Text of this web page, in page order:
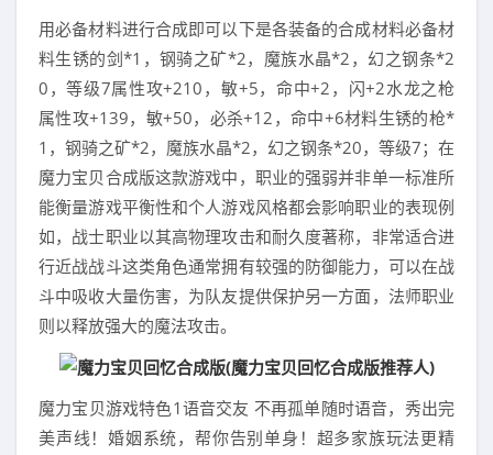
用必备材料进行合成即可以下是各装备的合成材料必备材
料生锈的剑*1，钢骑之矿*2，魔族水晶*2，幻之钢条*2
0，等级7属性攻+210，敏+5，命中+2，闪+2水龙之枪
属性攻+139，敏+50，必杀+12，命中+6材料生锈的枪*
1，钢骑之矿*2，魔族水晶*2，幻之钢条*20，等级7；在
魔力宝贝合成版这款游戏中，职业的强弱并非单一标准所
能衡量游戏平衡性和个人游戏风格都会影响职业的表现例
如，战士职业以其高物理攻击和耐久度著称，非常适合进
行近战战斗这类角色通常拥有较强的防御能力，可以在战
斗中吸收大量伤害，为队友提供保护另一方面，法师职业
则以释放强大的魔法攻击。
魔力宝贝游戏特色1语音交友 不再孤单随时语音，秀出完
美声线！婚姻系统，帮你告别单身！超多家族玩法更精